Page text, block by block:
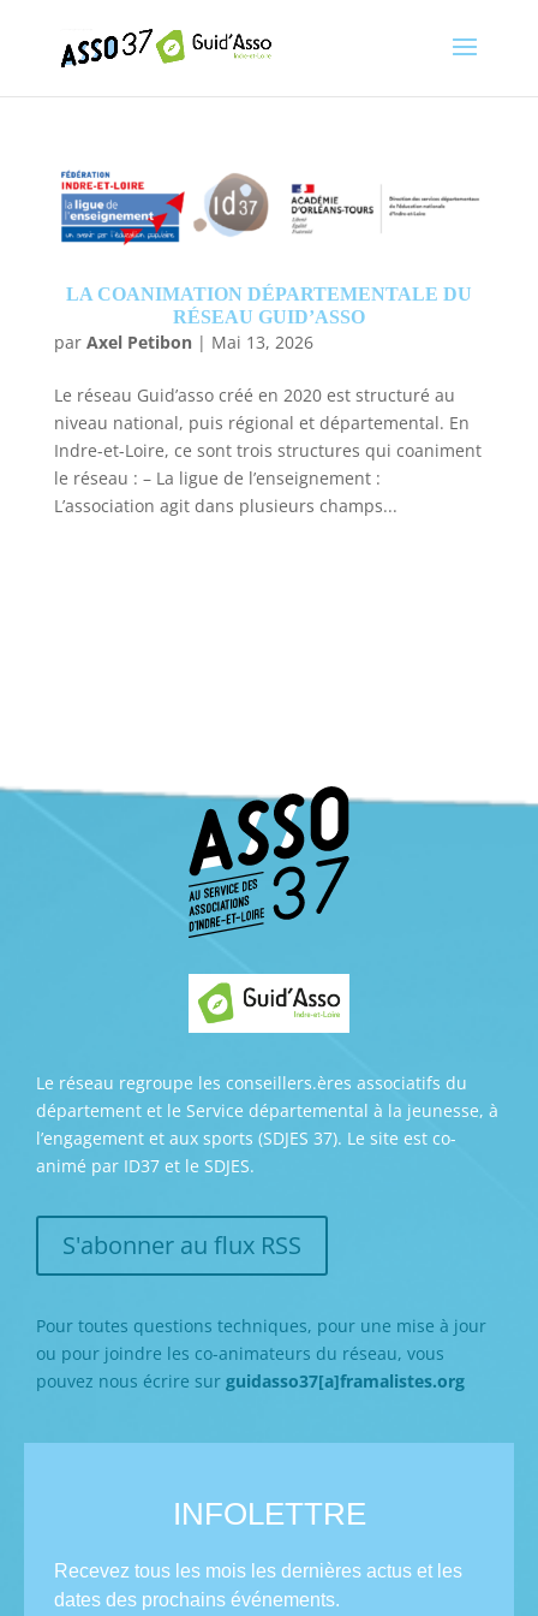
LA COANIMATION DÉPARTEMENTALE DU
RÉSEAU GUID’ASSO
par Axel Petibon| Mai 13, 2026
Le réseau Guid’asso créé en 2020 est structuré au
niveau national, puis régional et départemental. En
Indre-et-Loire, ce sont trois structures qui coaniment
le réseau : – La ligue de l’enseignement :
L’association agit dans plusieurs champs...
Le réseau regroupe les conseillers.ères associatifs du
département et le Service départemental à la jeunesse, à
l’engagement et aux sports (SDJES 37). Le site est co-
animé par ID37 et le SDJES.
S'abonner au flux RSS
Pour toutes questions techniques, pour une mise à jour
ou pour joindre les co-animateurs du réseau, vous
pouvez nous écrire sur guidasso37[a]framalistes.org